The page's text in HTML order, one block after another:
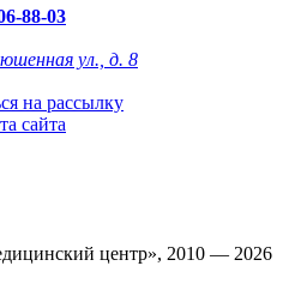
88-03
ул., д. 8
на рассылку
сайта
центр», 2010 — 2026